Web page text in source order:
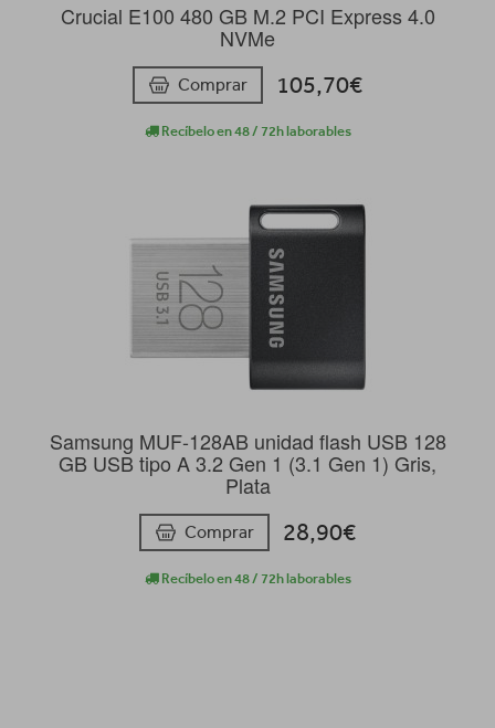
Crucial E100 480 GB M.2 PCI Express 4.0
NVMe
Comprar 105,70€
Recíbelo en 48 / 72h laborables
Samsung MUF-128AB unidad flash USB 128
GB USB tipo A 3.2 Gen 1 (3.1 Gen 1) Gris,
Plata
Comprar 28,90€
Recíbelo en 48 / 72h laborables